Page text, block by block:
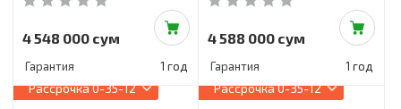
4 548 000 сум
Гарантия 1 год
4 588 000 сум
Гарантия 1 год
Рассрочка0-35-12 Рассрочка0-35-12